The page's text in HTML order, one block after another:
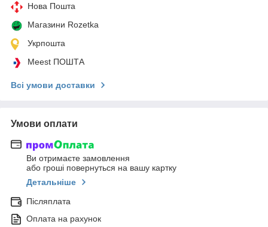
Нова Пошта
Магазини Rozetka
Укрпошта
Meest ПОШТА
Всі умови доставки
Умови оплати
Ви отримаєте замовлення
або гроші повернуться на вашу картку
Детальніше
Післяплата
Оплата на рахунок